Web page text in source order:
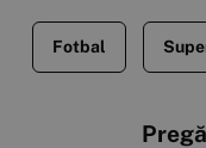
Fotbal